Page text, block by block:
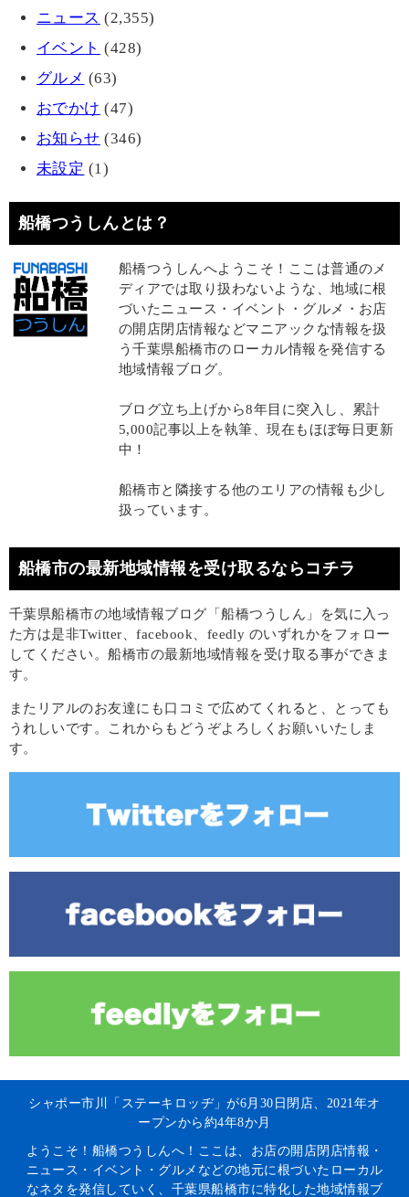
ニュース (2,355)
イベント (428)
グルメ (63)
おでかけ (47)
お知らせ (346)
未設定 (1)
船橋つうしんとは？
船橋つうしんへようこそ！ここは普通のメ
ディアでは取り扱わないような、地域に根
づいたニュース・イベント・グルメ・お店
の開店閉店情報などマニアックな情報を扱
う千葉県船橋市のローカル情報を発信する
地域情報ブログ。
ブログ立ち上げから8年目に突入し、累計
5,000記事以上を執筆、現在もほぼ毎日更新
中！
船橋市と隣接する他のエリアの情報も少し
扱っています。
船橋市の最新地域情報を受け取るならコチラ
千葉県船橋市の地域情報ブログ「船橋つうしん」を気に入っ
た方は是非Twitter、facebook、feedly のいずれかをフォロー
してください。船橋市の最新地域情報を受け取る事ができま
す。
またリアルのお友達にも口コミで広めてくれると、とっても
うれしいです。これからもどうぞよろしくお願いいたしま
す。
シャポー市川「ステーキロッヂ」が6月30日閉店、2021年オ
ープンから約4年8か月
ようこそ！船橋つうしんへ！ここは、お店の開店閉店情報・
ニュース・イベント・グルメなどの地元に根づいたローカル
なネタを発信していく、千葉県船橋市に特化した地域情報ブ